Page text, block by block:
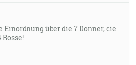
Einordnung über die 7 Donner, die
Rosse!